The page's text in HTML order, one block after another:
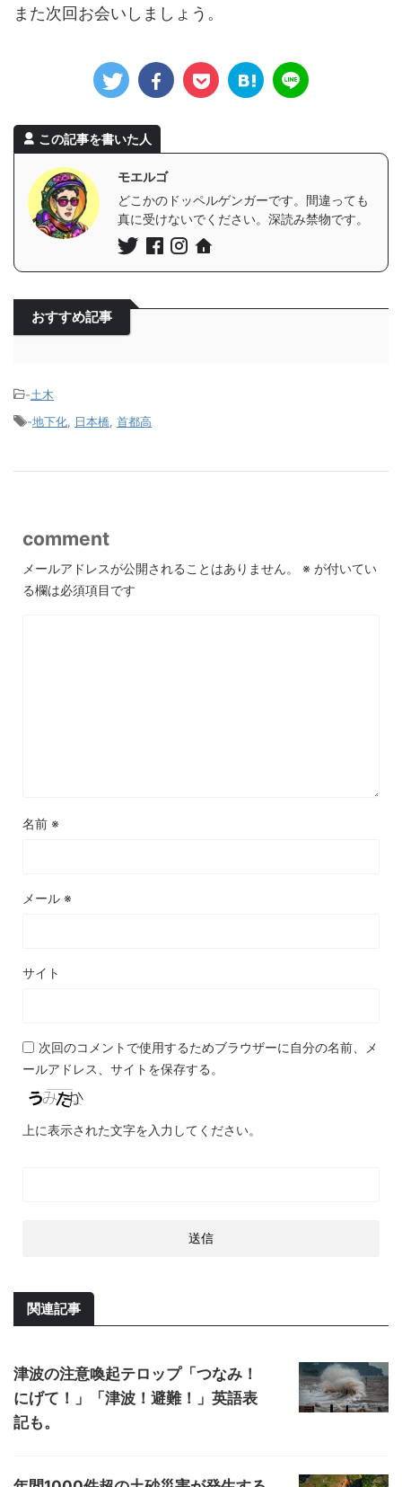
また次回お会いしましょう。
この記事を書いた人
モエルゴ
どこかのドッペルゲンガーです。間違っても
真に受けないでください。深読み禁物です。
おすすめ記事
-土木
-地下化 日本橋 首都高
comment
メールアドレスが公開されることはありません。 ※ が付いてい
る欄は必須項目です
名前 ※
メール ※
サイト
次回のコメントで使用するためブラウザーに自分の名前、メ
ールアドレス、サイトを保存する。
上に表示された文字を入力してください。
関連記事
津波の注意喚起テロップ「つなみ！
にげて！」「津波！避難！」英語表
記も。